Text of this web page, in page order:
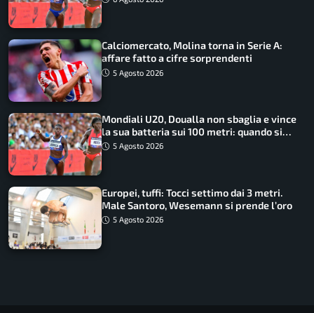
Calciomercato, Molina torna in Serie A:
affare fatto a cifre sorprendenti
5 Agosto 2026
Mondiali U20, Doualla non sbaglia e vince
la sua batteria sui 100 metri: quando si
disputano le finali
5 Agosto 2026
Europei, tuffi: Tocci settimo dai 3 metri.
Male Santoro, Wesemann si prende l’oro
5 Agosto 2026